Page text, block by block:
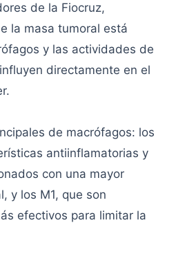
de la Fiocruz,
la masa tumoral está
y las actividades de
directamente en el
de macrófagos: los
antiinflamatorias y
con una mayor
y los M1, que son
efectivos para limitar la